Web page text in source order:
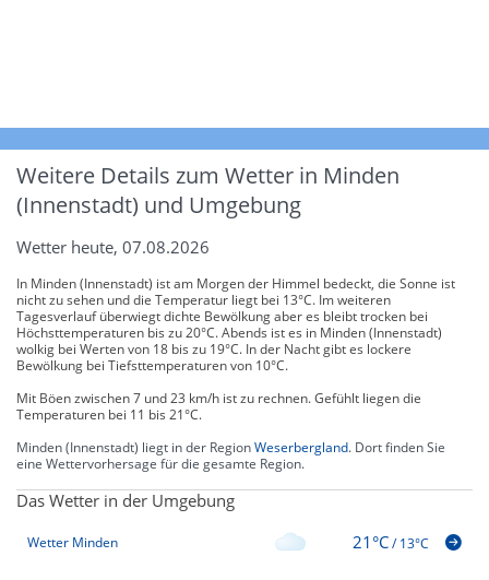
Weitere Details zum Wetter in Minden
(Innenstadt) und Umgebung
Wetter heute, 07.08.2026
In Minden (Innenstadt) ist am Morgen der Himmel bedeckt, die Sonne ist
nicht zu sehen und die Temperatur liegt bei 13°C. Im weiteren
Tagesverlauf überwiegt dichte Bewölkung aber es bleibt trocken bei
Höchsttemperaturen bis zu 20°C. Abends ist es in Minden (Innenstadt)
wolkig bei Werten von 18 bis zu 19°C. In der Nacht gibt es lockere
Bewölkung bei Tiefsttemperaturen von 10°C.
Mit Böen zwischen 7 und 23 km/h ist zu rechnen. Gefühlt liegen die
Temperaturen bei 11 bis 21°C.
Minden (Innenstadt) liegt in der RegionWeserbergland. Dort finden Sie
eine Wettervorhersage für die gesamte Region.
Das Wetter in der Umgebung
Wetter Minden 21°C/13°C